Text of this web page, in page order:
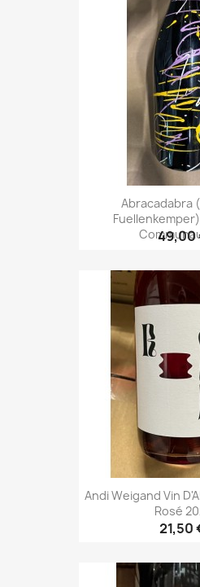
Abracadabra
Fuellenkemper)
49,00
Andi Weigand Vin
Rosé
21,50